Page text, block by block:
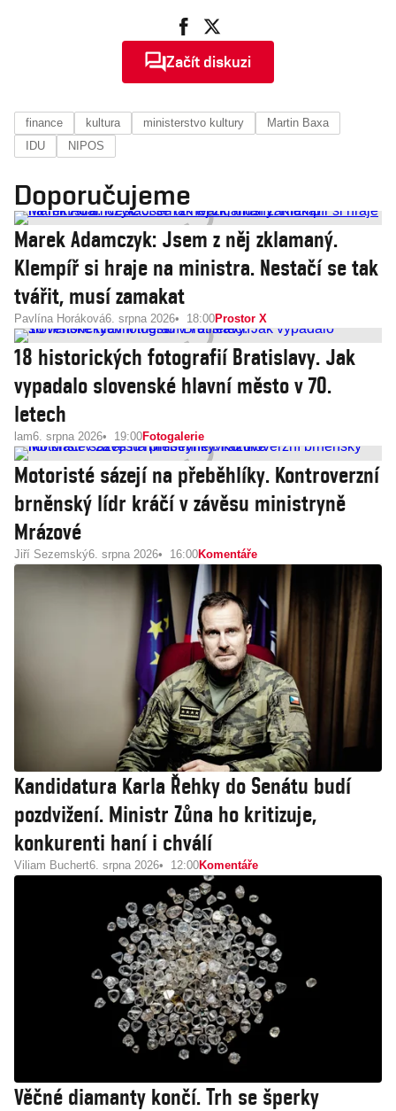
Začít diskuzi
finance kultura ministerstvo kultury
Martin Baxa
IDU
NIPOS
Doporučujeme
Marek Adamczyk: Jsem z něj zklamaný.
Klempíř si hraje na ministra. Nestačí se tak
tvářit, musí zamakat
Pavlína Horáková6. srpna 2026 18:00Prostor X
18 historických fotografií Bratislavy. Jak
vypadalo slovenské hlavní město v 70.
letech
lam6. srpna 2026 19:00Fotogalerie
Motoristé sázejí na přeběhlíky. Kontroverzní
brněnský lídr kráčí v závěsu ministryně
Mrázové
Jiří Sezemský6. srpna 2026 16:00Komentáře
Kandidatura Karla Řehky do Senátu budí
pozdvižení. Ministr Zůna ho kritizuje,
konkurenti haní i chválí
Viliam Buchert6. srpna 2026 12:00Komentáře
Věčné diamanty končí. Trh se šperky